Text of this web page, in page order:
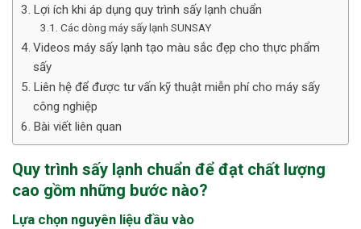
Lợi ích khi áp dụng quy trình sấy lạnh chuẩn
Các dòng máy sấy lạnh SUNSAY
Videos máy sấy lạnh tạo màu sắc đẹp cho thực phẩm
sấy
Liên hệ để được tư vấn kỹ thuật miễn phí cho máy sấy
công nghiệp
Bài viết liên quan
Quy trình sấy lạnh chuẩn để đạt chất lượng
cao gồm những bước nào?
Lựa chọn nguyên liệu đầu vào